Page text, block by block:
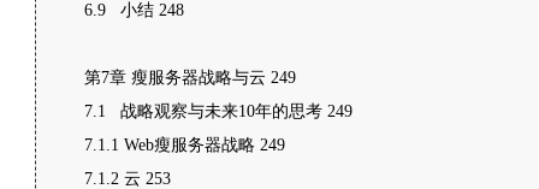
6.9 小结 248
第7章 瘦服务器战略与云 249
7.1 战略观察与未来10年的思考 249
7.1.1 Web瘦服务器战略 249
7.1.2 云 253